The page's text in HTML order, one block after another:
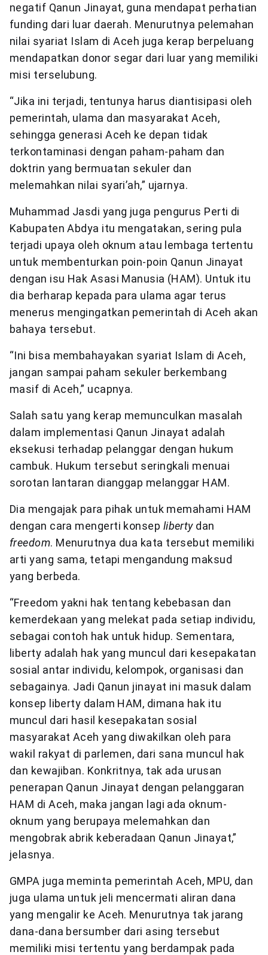
negatif Qanun Jinayat, guna mendapat perhatian
funding dari luar daerah. Menurutnya pelemahan
nilai syariat Islam di Aceh juga kerap berpeluang
mendapatkan donor segar dari luar yang memiliki
misi terselubung.
“Jika ini terjadi, tentunya harus diantisipasi oleh
pemerintah, ulama dan masyarakat Aceh,
sehingga generasi Aceh ke depan tidak
terkontaminasi dengan paham-paham dan
doktrin yang bermuatan sekuler dan
melemahkan nilai syari’ah,” ujarnya.
Muhammad Jasdi yang juga pengurus Perti di
Kabupaten Abdya itu mengatakan, sering pula
terjadi upaya oleh oknum atau lembaga tertentu
untuk membenturkan poin-poin Qanun Jinayat
dengan isu Hak Asasi Manusia (HAM). Untuk itu
dia berharap kepada para ulama agar terus
menerus mengingatkan pemerintah di Aceh akan
bahaya tersebut.
“Ini bisa membahayakan syariat Islam di Aceh,
jangan sampai paham sekuler berkembang
masif di Aceh,” ucapnya.
Salah satu yang kerap memunculkan masalah
dalam implementasi Qanun Jinayat adalah
eksekusi terhadap pelanggar dengan hukum
cambuk. Hukum tersebut seringkali menuai
sorotan lantaran dianggap melanggar HAM.
Dia mengajak para pihak untuk memahami HAM
dengan cara mengerti konsep libertydan
freedom. Menurutnya dua kata tersebut memiliki
arti yang sama, tetapi mengandung maksud
yang berbeda.
“Freedom yakni hak tentang kebebasan dan
kemerdekaan yang melekat pada setiap individu,
sebagai contoh hak untuk hidup. Sementara,
liberty adalah hak yang muncul dari kesepakatan
sosial antar individu, kelompok, organisasi dan
sebagainya. Jadi Qanun jinayat ini masuk dalam
konsep liberty dalam HAM, dimana hak itu
muncul dari hasil kesepakatan sosial
masyarakat Aceh yang diwakilkan oleh para
wakil rakyat di parlemen, dari sana muncul hak
dan kewajiban. Konkritnya, tak ada urusan
penerapan Qanun Jinayat dengan pelanggaran
HAM di Aceh, maka jangan lagi ada oknum-
oknum yang berupaya melemahkan dan
mengobrak abrik keberadaan Qanun Jinayat,”
jelasnya.
GMPA juga meminta pemerintah Aceh, MPU, dan
juga ulama untuk jeli mencermati aliran dana
yang mengalir ke Aceh. Menurutnya tak jarang
dana-dana bersumber dari asing tersebut
memiliki misi tertentu yang berdampak pada